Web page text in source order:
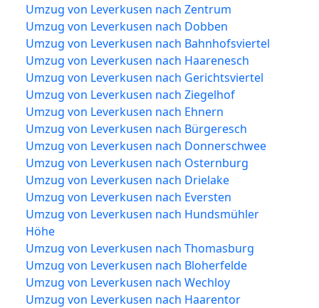
Umzug von Leverkusen nach Zentrum
Umzug von Leverkusen nach Dobben
Umzug von Leverkusen nach Bahnhofsviertel
Umzug von Leverkusen nach Haarenesch
Umzug von Leverkusen nach Gerichtsviertel
Umzug von Leverkusen nach Ziegelhof
Umzug von Leverkusen nach Ehnern
Umzug von Leverkusen nach Bürgeresch
Umzug von Leverkusen nach Donnerschwee
Umzug von Leverkusen nach Osternburg
Umzug von Leverkusen nach Drielake
Umzug von Leverkusen nach Eversten
Umzug von Leverkusen nach Hundsmühler
Höhe
Umzug von Leverkusen nach Thomasburg
Umzug von Leverkusen nach Bloherfelde
Umzug von Leverkusen nach Wechloy
Umzug von Leverkusen nach Haarentor